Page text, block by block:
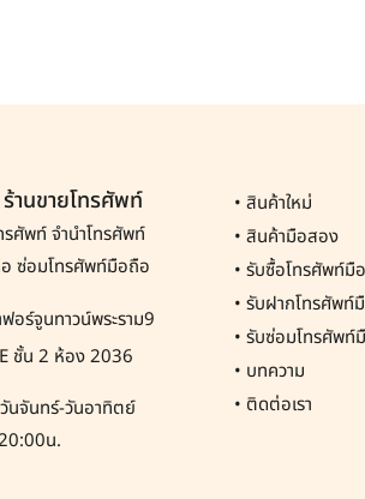
านขายโทรศัพท์
รศัพท์จำนำโทรศัพท์
ซ่อมโทรศัพท์มือถือ
อร์จูนทาวน์พระราม9
ชั้น 2 ห้อง 2036
นจันทร์-วันอาทิตย์
น.
• สินค้าใหม่
• สินค้ามือสอง
• รับซื้อโทรศัพท์
• รับฝากโทรศัพ
• รับซ่อมโทรศัพ
• บทความ
• ติดต่อเรา